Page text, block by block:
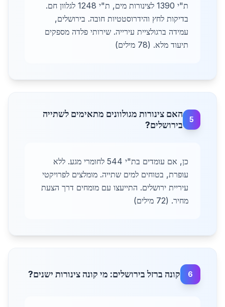
ת"י 1390 לצינורות מים, ת"י 1248 לגלוון חם.
בדיקות לחץ והידרוסטטיות חובה. בירושלים,
עמידה ברגולציית עירייה. שירותי פלדה מספקים
תיעוד מלא. (78 מילים)
5
האם צינורות מגולוונים מתאימים לשתייה
בירושלים?
כן, אם עומדים בת"י 544 לחומרי מגע. ללא
עופרת, בטוחים למים שתייה. מומלצים לפרויקטי
עיריית ירושלים. התייעצו עם מומחים דרך הצעת
מחיר. (72 מילים)
6 קונה ברזל בירושלים: מי קונה צינורות ישנים?